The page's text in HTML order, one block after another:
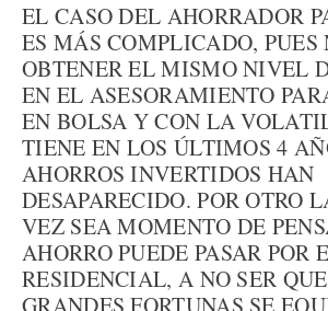
EL CASO DEL AHORRADOR
ES MÁS COMPLICADO, PUES
OBTENER EL MISMO NIVEL
EN EL ASESORAMIENTO
EN BOLSA Y CON LA
TIENE EN LOS ÚLTIMOS 4
AHORROS INVERTIDOS HAN
DESAPARECIDO. POR OTRO
VEZ SEA MOMENTO DE
AHORRO PUEDE PASAR POR
RESIDENCIAL, A NO SER
GRANDES FORTUNAS SE